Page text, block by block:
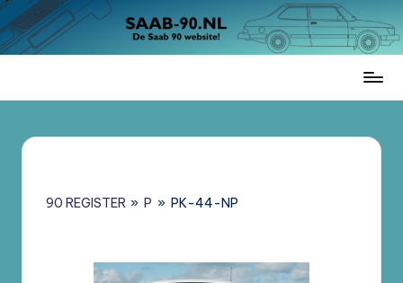
Ga
naar
inhoud
90 REGISTER » P » PK-44-NP